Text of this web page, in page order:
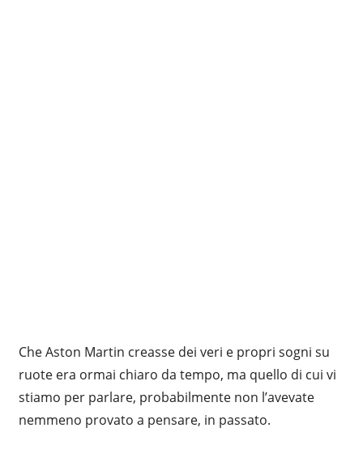
Che Aston Martin creasse dei veri e propri sogni su
ruote era ormai chiaro da tempo, ma quello di cui vi
stiamo per parlare, probabilmente non l’avevate
nemmeno provato a pensare, in passato.